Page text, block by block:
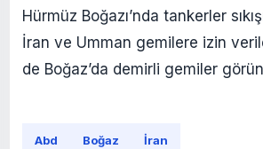
Hürmüz Boğazı’nda tankerler
İran ve Umman gemilere izin
de Boğaz’da demirli gemiler
Abd Boğaz İran